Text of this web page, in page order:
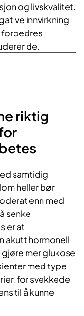
og livskvalitet.
innvirkning
forbedres
de.
riktig
samtidig
heller bør
enn med
senke
er at
akutt hormonell
mer glukose
med type
for svekkede
til å kunne